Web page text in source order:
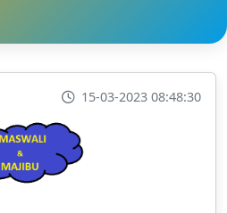
15-03-2023 08:48:30